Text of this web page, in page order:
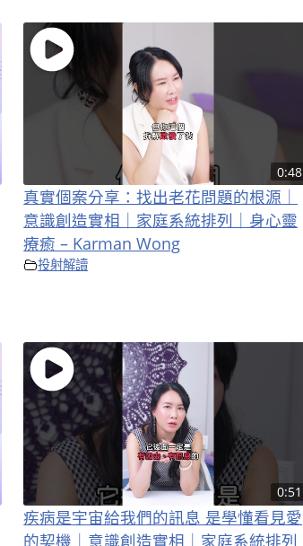
0:48
真實個案分享：找出老花問題的根源｜
意識創造實相｜家庭系統排列｜身心靈
療癒 – Karman Wong
投射解讀
0:51
疾病是宇宙給我們的訊息 是學懂看見愛
的契機｜意識創造實相｜家庭系統排列